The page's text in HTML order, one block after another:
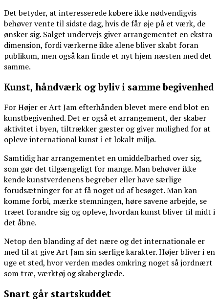
Det betyder, at interesserede købere ikke nødvendigvis
behøver vente til sidste dag, hvis de får øje på et værk, de
ønsker sig. Salget undervejs giver arrangementet en ekstra
dimension, fordi værkerne ikke alene bliver skabt foran
publikum, men også kan finde et nyt hjem næsten med det
samme.
Kunst, håndværk og byliv i samme begivenhed
For Højer er Art Jam efterhånden blevet mere end blot en
kunstbegivenhed. Det er også et arrangement, der skaber
aktivitet i byen, tiltrækker gæster og giver mulighed for at
opleve international kunst i et lokalt miljø.
Samtidig har arrangementet en umiddelbarhed over sig,
som gør det tilgængeligt for mange. Man behøver ikke
kende kunstverdenens begreber eller have særlige
forudsætninger for at få noget ud af besøget. Man kan
komme forbi, mærke stemningen, høre savene arbejde, se
træet forandre sig og opleve, hvordan kunst bliver til midt i
det åbne.
Netop den blanding af det nære og det internationale er
med til at give Art Jam sin særlige karakter. Højer bliver i en
uge et sted, hvor verden mødes omkring noget så jordnært
som træ, værktøj og skaberglæde.
Snart går startskuddet